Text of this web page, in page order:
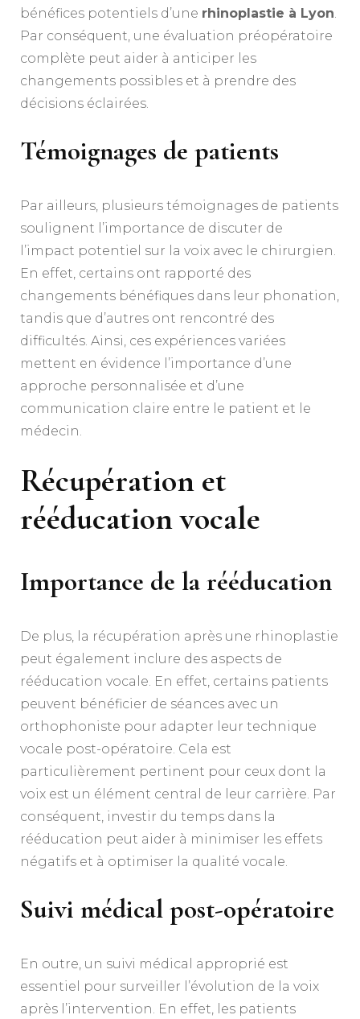
bénéfices potentiels d’une rhinoplastie à Lyon.
Par conséquent, une évaluation préopératoire
complète peut aider à anticiper les
changements possibles et à prendre des
décisions éclairées.
Témoignages de patients
Par ailleurs, plusieurs témoignages de patients
soulignent l’importance de discuter de
l’impact potentiel sur la voix avec le chirurgien.
En effet, certains ont rapporté des
changements bénéfiques dans leur phonation,
tandis que d’autres ont rencontré des
difficultés. Ainsi, ces expériences variées
mettent en évidence l’importance d’une
approche personnalisée et d’une
communication claire entre le patient et le
médecin.
Récupération et
rééducation vocale
Importance de la rééducation
De plus, la récupération après une rhinoplastie
peut également inclure des aspects de
rééducation vocale. En effet, certains patients
peuvent bénéficier de séances avec un
orthophoniste pour adapter leur technique
vocale post-opératoire. Cela est
particulièrement pertinent pour ceux dont la
voix est un élément central de leur carrière. Par
conséquent, investir du temps dans la
rééducation peut aider à minimiser les effets
négatifs et à optimiser la qualité vocale.
Suivi médical post-opératoire
En outre, un suivi médical approprié est
essentiel pour surveiller l’évolution de la voix
après l’intervention. En effet, les patients